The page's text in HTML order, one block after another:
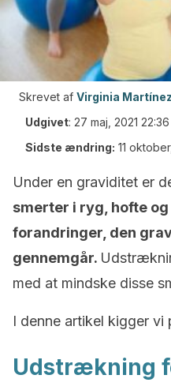
Skrevet af Virginia Martínez
Udgivet: 27 maj, 2021 22:36
Sidste ændring: 11
Under en graviditet er
smerter i ryg, hofte
forandringer, den
gennemgår.
med at mindske disse
I denne artikel kigger vi
Udstrækning